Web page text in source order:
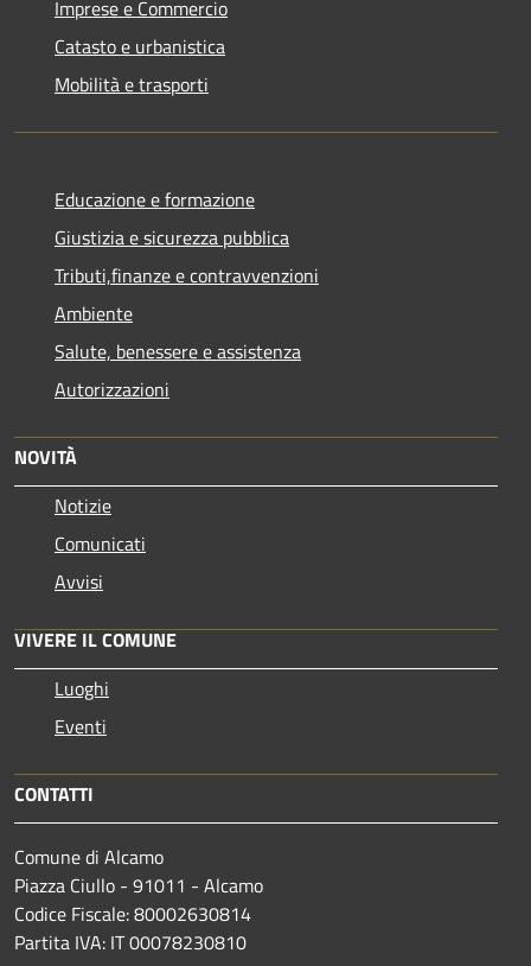
Imprese e Commercio
Catasto e urbanistica
Mobilità e trasporti
Educazione e formazione
Giustizia e sicurezza pubblica
Tributi,finanze e contravvenzioni
Ambiente
Salute, benessere e assistenza
Autorizzazioni
NOVITÀ
Notizie
Comunicati
Avvisi
VIVERE IL COMUNE
Luoghi
Eventi
CONTATTI
Comune di Alcamo
Piazza Ciullo - 91011 - Alcamo
Codice Fiscale: 80002630814
Partita IVA: IT 00078230810